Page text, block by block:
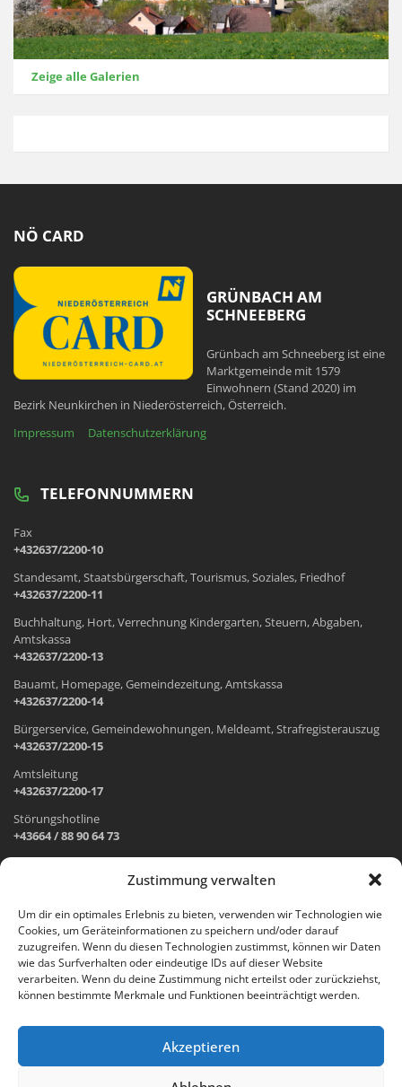
Zustimmung verwalten
Um dir ein optimales Erlebnis zu bieten, verwenden wir Technologien wie
Cookies, um Geräteinformationen zu speichern und/oder darauf
zuzugreifen. Wenn du diesen Technologien zustimmst, können wir Daten
wie das Surfverhalten oder eindeutige IDs auf dieser Website
verarbeiten. Wenn du deine Zustimmung nicht erteilst oder zurückziehst,
können bestimmte Merkmale und Funktionen beeinträchtigt werden.
Akzeptieren
Zeige alle Galerien
NÖ CARD
GRÜNBACH AM
SCHNEEBERG
Grünbach am Schneeberg ist eine
Marktgemeinde mit 1579
Einwohnern (Stand 2020) im
Bezirk Neunkirchen in Niederösterreich, Österreich.
Impressum
Datenschutzerklärung
TELEFONNUMMERN
Fax
+432637/2200-10
Standesamt, Staatsbürgerschaft, Tourismus, Soziales, Friedhof
+432637/2200-11
Buchhaltung, Hort, Verrechnung Kindergarten, Steuern, Abgaben,
Amtskassa
+432637/2200-13
Bauamt, Homepage, Gemeindezeitung, Amtskassa
+432637/2200-14
Bürgerservice, Gemeindewohnungen, Meldeamt, Strafregisterauszug
+432637/2200-15
Amtsleitung
+432637/2200-17
Störungshotline
+43664 / 88 90 64 73
Wr. Neustädter Straße 1
2733 Grünbach am Schneeberg
Öffnungszeiten Gemeindeamt:
Montag: 8.00 – 12.00 Uhr und 14.00 – 18.00 Uhr
Freitag: 8.00 – 12.00 Uhr
Email: